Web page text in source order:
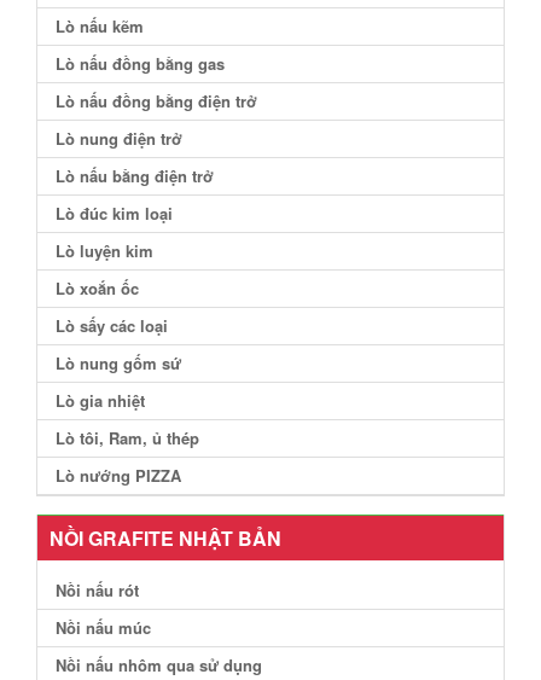
Lò nấu kẽm
Lò nấu đồng bằng gas
Lò nấu đồng bằng điện trở
Lò nung điện trở
Lò nấu bằng điện trở
Lò đúc kim loại
Lò luyện kim
Lò xoắn ốc
Lò sấy các loại
Lò nung gốm sứ
Lò gia nhiệt
Lò tôi, Ram, ủ thép
Lò nướng PIZZA
NỒI GRAFITE NHẬT BẢN
Nồi nấu rót
Nồi nấu múc
Nồi nấu nhôm qua sử dụng